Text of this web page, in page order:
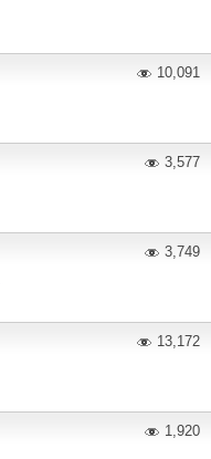
10,091
3,577
3,749
13,172
1,920